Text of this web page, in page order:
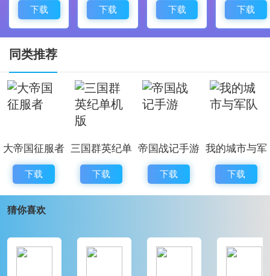
每日签到、消耗返礼与丰富活动，为征战三国提供大量
助力。
5、全新玩法
来高潮，开疆扩土的乐趣持续不断。
攻城掠地0.1折扣服怎么快速升级
1、最简单也最常用的方法是平时多打城，多刷击杀数，
只有兵卒阵亡才会获得经验。条件允许的话可以购买辅
助，只要粮草充足就能持续推城积累经验。
2、放影子来刷击杀数提升等级。影子阵亡后会像武将一
速度会很可观。建议把影子布置在敌国都城附近，以获
下载 下载 下载 下载
同类推荐
大帝国征服者
下载
三国群英纪单
机版
下载
帝国战记手游
下载
我的城市与军
队
下载
猜你喜欢